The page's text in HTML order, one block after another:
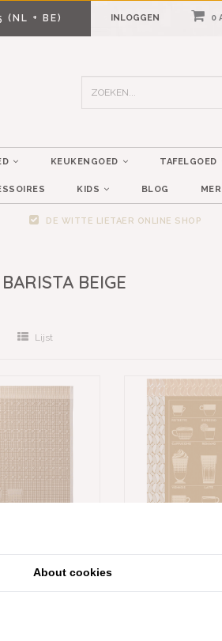
(NL + BE) INLOGGEN 0
KEUKENGOED TAFELGOED
KIDS BLOG
DE WITTE LIETAER ONLINE SHOP
BEIGE
Lijst
BARISTA
About cookies